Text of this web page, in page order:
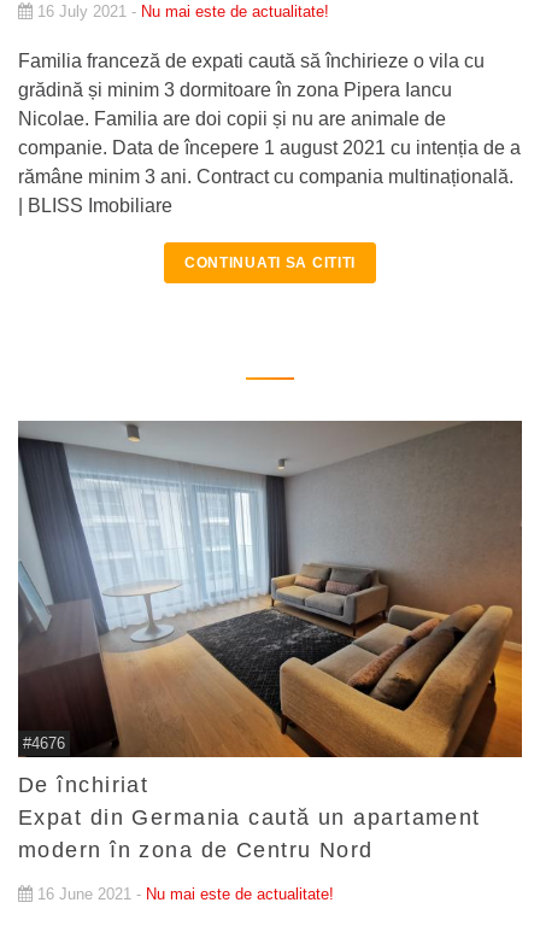
16 July 2021 - Nu mai este de actualitate!
Familia franceză de expati caută să închirieze o vila cu
grădină și minim 3 dormitoare în zona Pipera Iancu
Nicolae. Familia are doi copii și nu are animale de
companie. Data de începere 1 august 2021 cu intenția de a
rămâne minim 3 ani. Contract cu compania multinațională.
| BLISS Imobiliare
CONTINUATI SA CITITI
#4676
De închiriat
Expat din Germania caută un apartament
modern în zona de Centru Nord
16 June 2021 - Nu mai este de actualitate!